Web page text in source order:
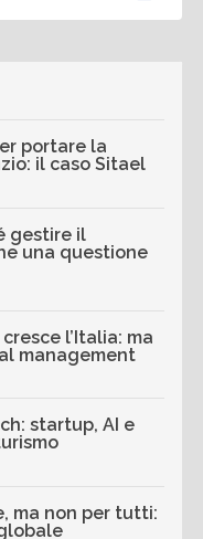
portare la
il caso Sitael
gestire il
una questione
l’Italia: ma
management
startup, AI e
ma non per tutti: